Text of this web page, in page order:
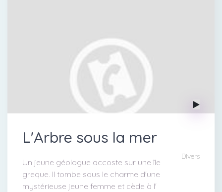
L'Arbre sous la mer
Divers
Un jeune géologue accoste sur une île
greque. Il tombe sous le charme d'une
mystérieuse jeune femme et cède à l'